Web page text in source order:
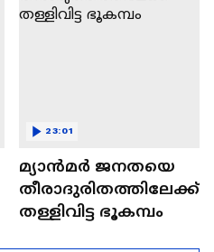
മ്യാൻമർ ജനതയെ
തീരാദുരിതത്തിലേക്ക്
തള്ളിവിട്ട ഭൂകമ്പം
23:01